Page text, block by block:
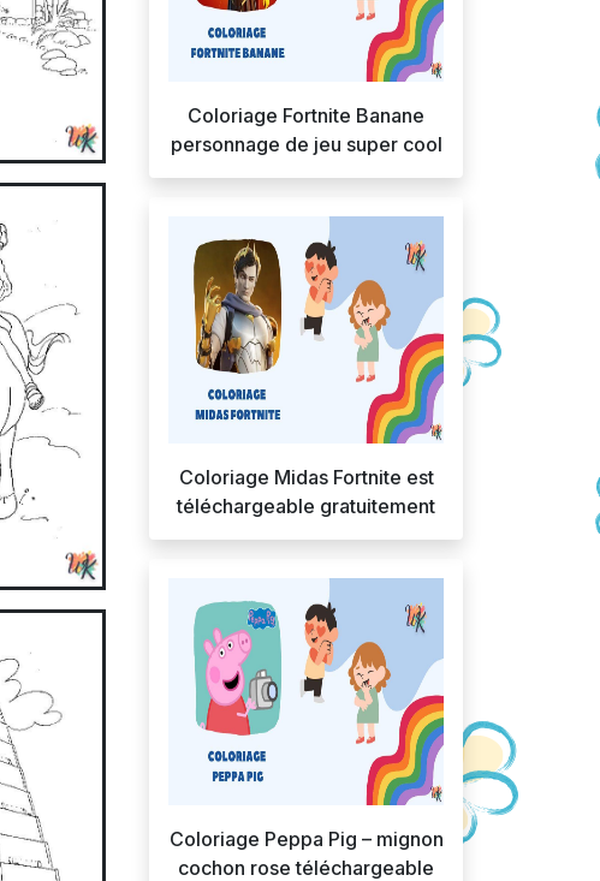
Coloriage Fortnite Banane
personnage de jeu super cool
Coloriage Midas Fortnite est
téléchargeable gratuitement
Coloriage Peppa Pig – mignon
cochon rose téléchargeable